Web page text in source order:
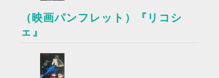
（映画パンフレット）『リコシ
ェ』